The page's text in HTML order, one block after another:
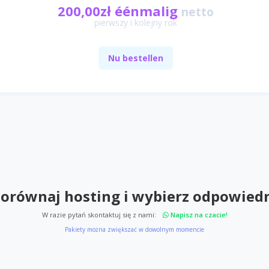
200,00zł éénmalig netto
pierwszy i kolejny rok
Nu bestellen
hosting i wybierz
W razie pytań skontaktuj się z nami: Napisz na czacie!
Pakiety można zwiększać w dowolnym momencie